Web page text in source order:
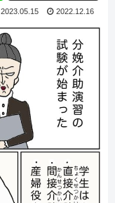
2023.05.15 2022.12.16